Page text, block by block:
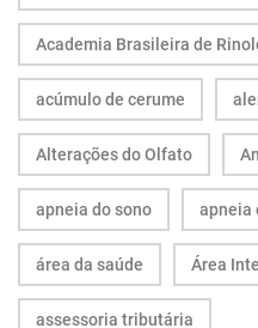
Academia Brasileira de
acúmulo de cerume
Alterações do Olfato
apneia do sono apneia
área da saúde Área
assessoria tributária